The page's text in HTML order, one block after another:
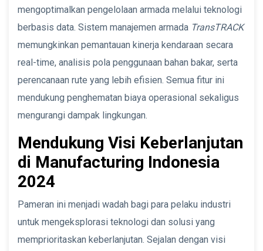
mengoptimalkan pengelolaan armada melalui teknologi
berbasis data. Sistem manajemen armada TransTRACK
memungkinkan pemantauan kinerja kendaraan secara
real-time, analisis pola penggunaan bahan bakar, serta
perencanaan rute yang lebih efisien. Semua fitur ini
mendukung penghematan biaya operasional sekaligus
mengurangi dampak lingkungan.
Mendukung Visi Keberlanjutan
di Manufacturing Indonesia
2024
Pameran ini menjadi wadah bagi para pelaku industri
untuk mengeksplorasi teknologi dan solusi yang
memprioritaskan keberlanjutan. Sejalan dengan visi